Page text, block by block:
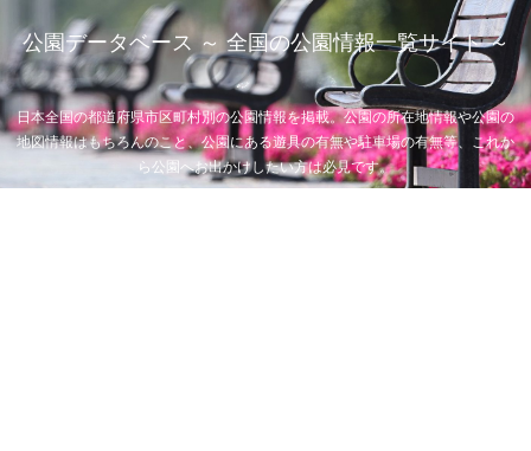
公園データベース ～ 全国の公園情報一覧サイト ～
日本全国の都道府県市区町村別の公園情報を掲載。公園の所在地情報や公園の
地図情報はもちろんのこと、公園にある遊具の有無や駐車場の有無等、これか
ら公園へお出かけしたい方は必見です。